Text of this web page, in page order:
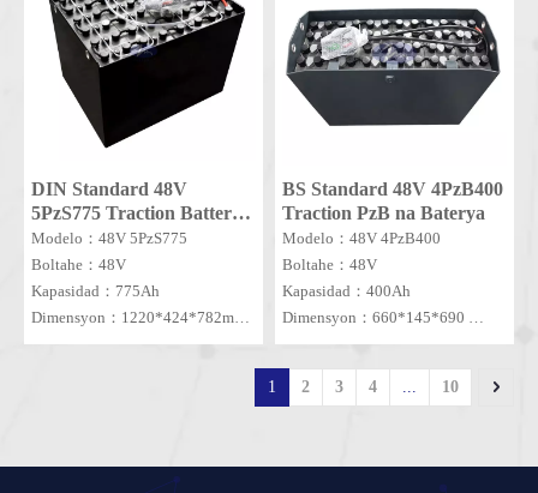
DIN Standard 48V
5PzS775 Traction Battery
na may Aquamatic system
Modelo：48V 5PzS775
Boltahe：48V
Kapasidad：775Ah
Dimensyon：1220*424*782mm
MOQ：1 SET
BS Standard 48V 4PzB400
Traction PzB na Baterya
Modelo：48V 4PzB400
Boltahe：48V
Kapasidad：400Ah
Dimensyon：660*145*690
MOQ：1SET
1 2 3 4 ... 10